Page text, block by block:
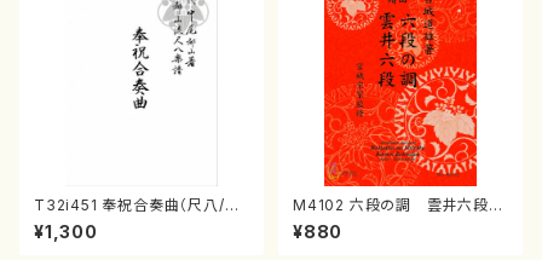
T32i451 奉祝合奏曲（尺八/久
本玄智/楽譜）都山流公刊楽譜曲
番:2158
¥1,300
M4102 六段の調 雲井六段
（箏/宮城道雄著・宮城宗家監修/
箏曲古典楽譜）
¥880